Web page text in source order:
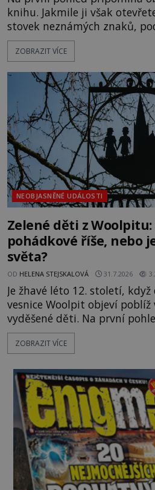
knihu. Jakmile ji však
stovek neznámých znaků,
textu, který už téměř dvě
pokusům o rozluštění.
jistotou neví, kdo jej napsal,
vlastně vypráví. Rohoncský kodex se poprvé
objevuje v roce
ZOBRAZIT VÍCE
NEOBJASNĚNÉ UDÁLOSTI
Zelené děti z Woolpitu:
pohádkové říše, nebo
světa?
OD HELENA STEJSKALOVÁ 31.7.2026
Je žhavé léto 12. století,
vesnice Woolpit objeví poblíž
vyděšené děti. Na první
každé jiné, až na jednu
kůže má nazelenalý odstín,
kromě syrových bobů. Příběh se rychle stává
jednou z největších záhad
po téměř devíti stech letech
ZOBRAZIT VÍCE